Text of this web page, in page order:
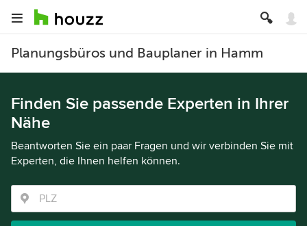
Planungsbüros und Bauplaner in Hamm
Finden Sie passende Experten in Ihrer
Nähe
Beantworten Sie ein paar Fragen und wir verbinden Sie mit
Experten, die Ihnen helfen können.